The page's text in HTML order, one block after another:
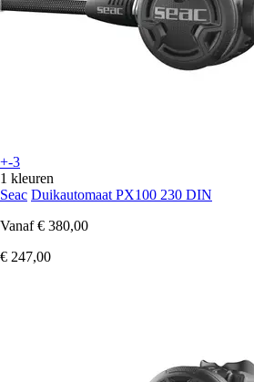
+-3
1 kleuren
Seac Duikautomaat PX100 230 DIN
Vanaf € 380,00
€ 247,00